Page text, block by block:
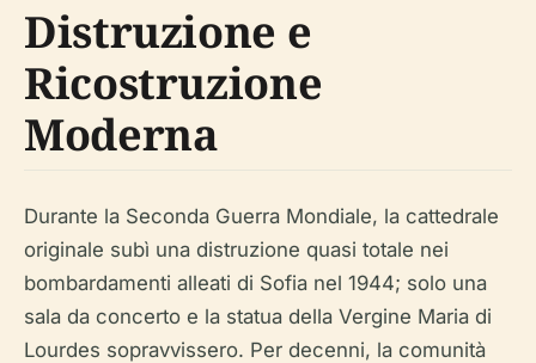
Distruzione e
Ricostruzione
Moderna
Durante la Seconda Guerra Mondiale, la cattedrale
originale subì una distruzione quasi totale nei
bombardamenti alleati di Sofia nel 1944; solo una
sala da concerto e la statua della Vergine Maria di
Lourdes sopravvissero. Per decenni, la comunità